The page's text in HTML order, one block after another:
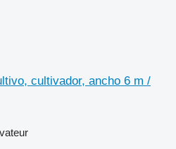
cultivador, ancho 6 m /